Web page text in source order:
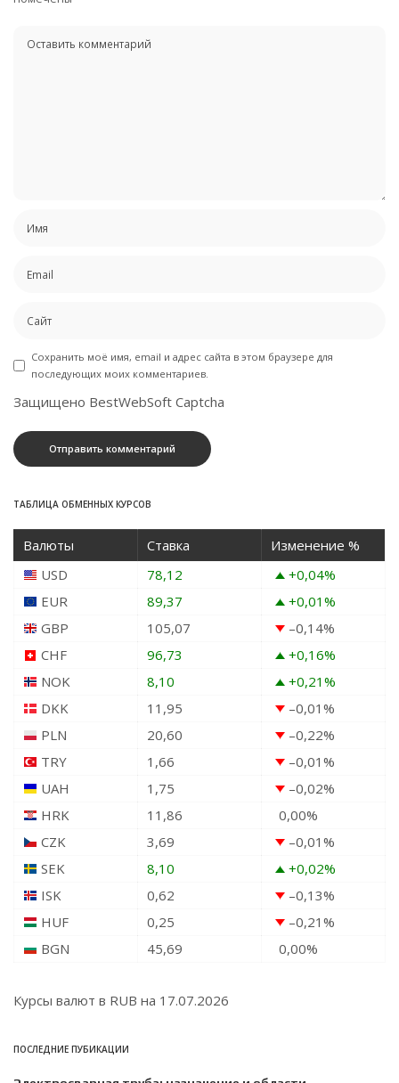
Сохранить моё имя, email и адрес сайта в этом браузере для
последующих моих комментариев.
Защищено BestWebSoft Captcha
ТАБЛИЦА ОБМЕННЫХ КУРСОВ
Валюты Ставка
Изменение %
USD
78,12 +0,04%
EUR
89,37 +0,01%
GBP
105,07 –0,14%
CHF
96,73 +0,16%
NOK
8,10 +0,21%
DKK
11,95 –0,01%
PLN
20,60 –0,22%
TRY
1,66 –0,01%
UAH
1,75 –0,02%
HRK
11,86 0,00%
CZK
3,69 –0,01%
SEK
8,10 +0,02%
ISK
0,62 –0,13%
HUF
0,25 –0,21%
BGN
45,69 0,00%
Курсы валют в RUB на 17.07.2026
ПОСЛЕДНИЕ ПУБИКАЦИИ